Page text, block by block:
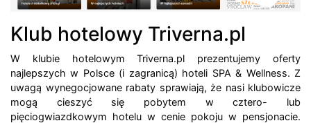
Klub hotelowy Triverna.pl
W klubie hotelowym Triverna.pl prezentujemy oferty
najlepszych w Polsce (i zagranicą) hoteli SPA & Wellness. Z
uwagą wynegocjowane rabaty sprawiają, że nasi klubowicze
mogą cieszyć się pobytem w cztero- lub
pięciogwiazdkowym hotelu w cenie pokoju w pensjonacie.